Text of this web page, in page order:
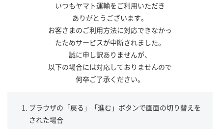
いつもヤマト運輸をご利用いただき
ありがとうございます。
お客さまのご利用方法に対応できなかっ
たためサービスが中断されました。
誠に申し訳ありませんが、
以下の場合には対応しておりませんので
何卒ご了承ください。
ブラウザの「戻る」「進む」ボタンで画面の切り替えを
された場合